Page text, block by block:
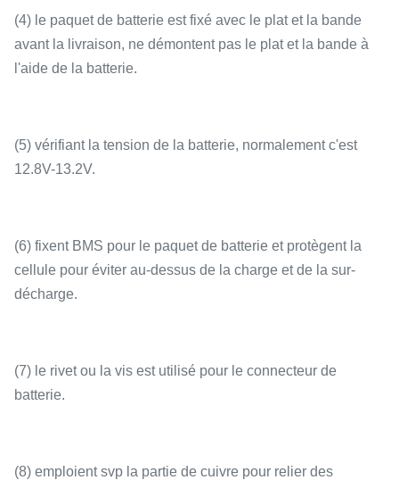
(4) le paquet de batterie est fixé avec le plat et la bande
avant la livraison, ne démontent pas le plat et la bande à
l'aide de la batterie.
(5) vérifiant la tension de la batterie, normalement c'est
12.8V-13.2V.
(6) fixent BMS pour le paquet de batterie et protègent la
cellule pour éviter au-dessus de la charge et de la sur-
décharge.
(7) le rivet ou la vis est utilisé pour le connecteur de
batterie.
(8) emploient svp la partie de cuivre pour relier des